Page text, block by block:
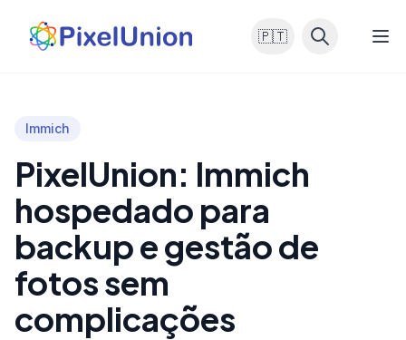
🇵🇹
Immich
PixelUnion: Immich
hospedado para
backup e gestão de
fotos sem
complicações